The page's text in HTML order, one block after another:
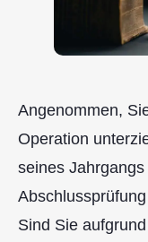
Angenommen,
Operation
seines
Sind Sie